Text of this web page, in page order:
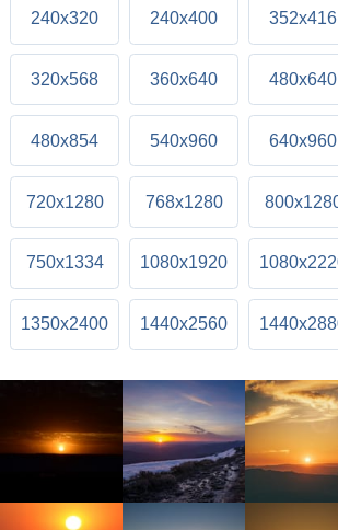
240x320 240x400 352x416
320x568 360x640 480x640
480x854 540x960 640x960
720x1280 768x1280
750x1334 1080x1920
1350x2400 1440x2560